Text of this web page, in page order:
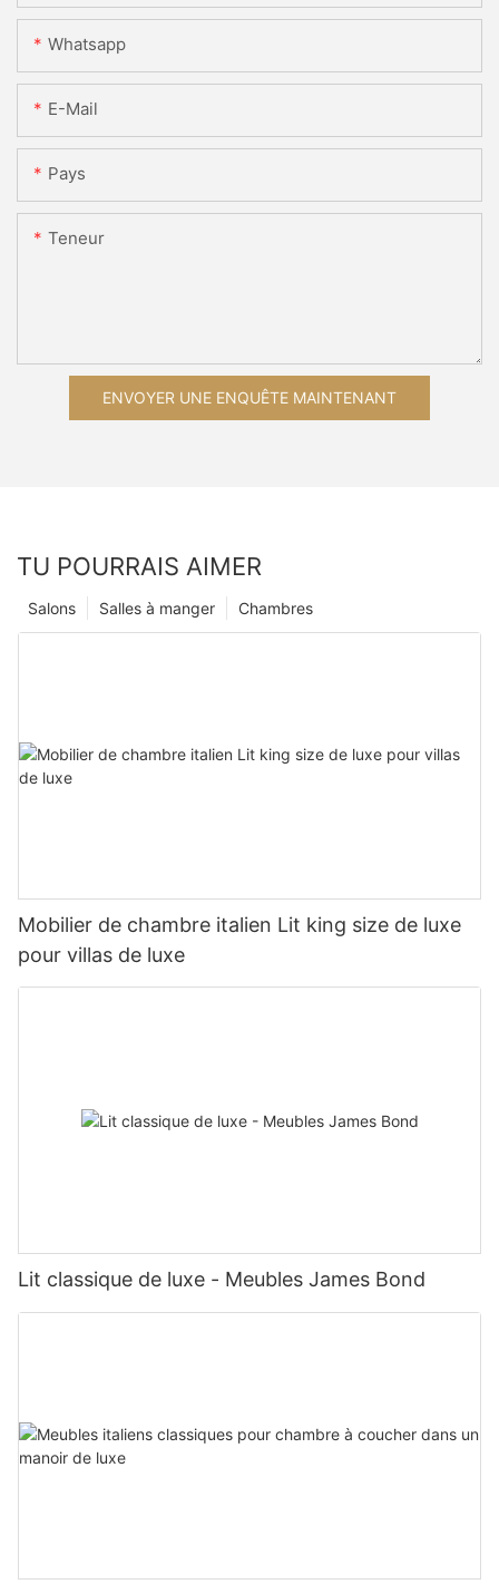
Whatsapp
E-Mail
Pays
Teneur
ENVOYER UNE ENQUÊTE MAINTENANT
TU POURRAIS AIMER
Chambres
Salles à manger
Salons
Mobilier de chambre italien Lit king size de luxe
pour villas de luxe
Lit classique de luxe - Meubles James Bond